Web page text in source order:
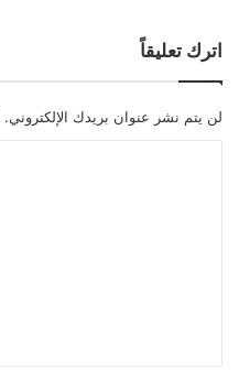
اترك تعليقاً
لن يتم نشر عنوان بريدك الإلكتروني.